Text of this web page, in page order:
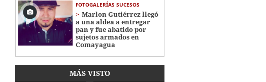
FOTOGALERÍAS SUCESOS
Marlon Gutiérrez llegó
a una aldea a entregar
pan y fue abatido por
sujetos armados en
Comayagua
MÁS VISTO